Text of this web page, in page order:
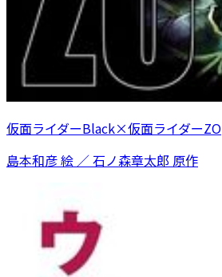
仮面ライダーBlack×仮面ライダーZO
島本和彦 絵 ／ 石ノ森章太郎 原作